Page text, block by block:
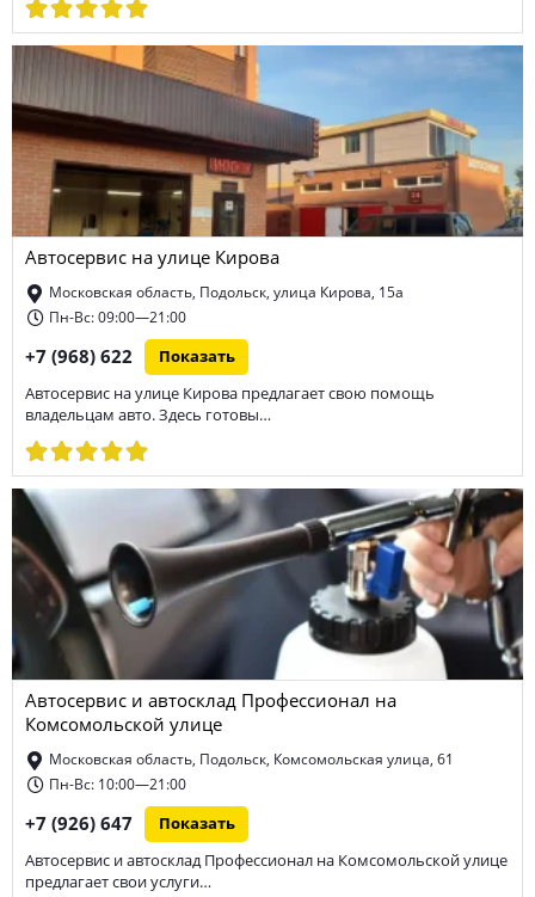
Автосервис на улице Кирова
Московская область, Подольск, улица Кирова, 15а
Пн-Вс: 09:00—21:00
+7 (968) 622 Показать
Автосервис на улице Кирова предлагает свою помощь
владельцам авто. Здесь готовы…
Автосервис и автосклад Профессионал на
Комсомольской улице
Московская область, Подольск, Комсомольская улица, 61
Пн-Вс: 10:00—21:00
+7 (926) 647 Показать
Автосервис и автосклад Профессионал на Комсомольской улице
предлагает свои услуги…